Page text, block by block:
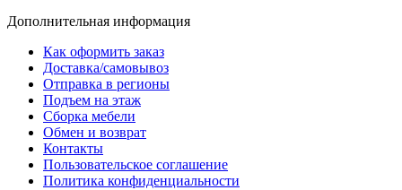
Дополнительная информация
Как оформить заказ
Доставка/самовывоз
Отправка в регионы
Подъем на этаж
Сборка мебели
Обмен и возврат
Контакты
Пользовательское соглашение
Политика конфиденциальности